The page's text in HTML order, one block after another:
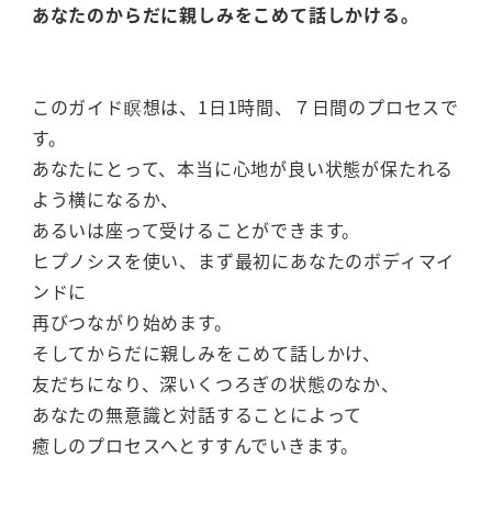
あなたのからだに親しみをこめて話しかける。
このガイド瞑想は、1日1時間、７日間のプロセスで
す。
あなたにとって、本当に心地が良い状態が保たれる
よう横になるか、
あるいは座って受けることができます。
ヒプノシスを使い、まず最初にあなたのボディマイ
ンドに
再びつながり始めます。
そしてからだに親しみをこめて話しかけ、
友だちになり、深いくつろぎの状態のなか、
あなたの無意識と対話することによって
癒しのプロセスへとすすんでいきます。